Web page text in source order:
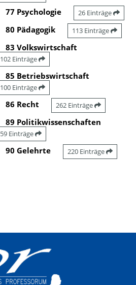
77 Psychologie 26 Einträge
80 Pädagogik 113 Einträge
83 Volkswirtschaft
102 Einträge
85 Betriebswirtschaft
100 Einträge
86 Recht 262 Einträge
89 Politikwissenschaften
59 Einträge
90 Gelehrte 220 Einträge